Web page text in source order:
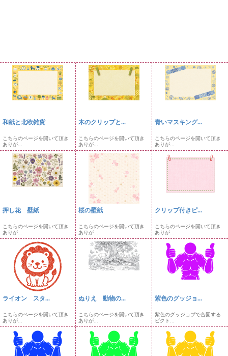
和紙と北欧雑貨
こちらのページを開いて頂き
ありが...
木のクリップと...
こちらのページを開いて頂き
ありが...
青いマスキング...
こちらのページを開いて頂き
ありが...
押し花 壁紙
こちらのページを開いて頂き
ありが...
桜の壁紙
こちらのページを開いて頂き
ありが...
クリップ付きピ...
こちらのページを開いて頂き
ありが...
ライオン スタ...
こちらのページを開いて頂き
ありが...
ぬりえ 動物の...
こちらのページを開いて頂き
ありが...
紫色のグッジョ...
紫色のグッジョブで合図する
ピクト...